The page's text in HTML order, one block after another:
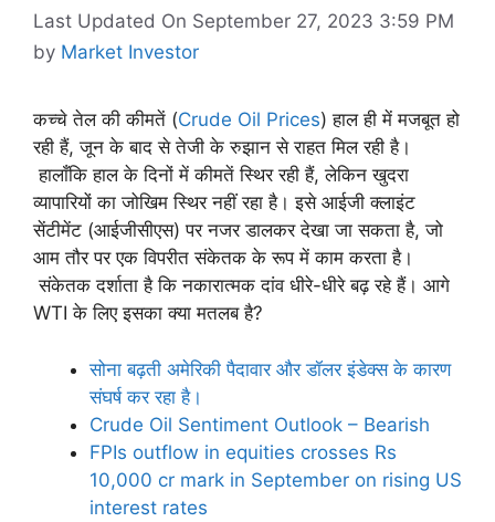
Last Updated On September 27, 2023 3:59 PM
by Market Investor
कच्चे तेल की कीमतें (Crude Oil Prices) हाल ही में मजबूत हो
रही हैं, जून के बाद से तेजी के रुझान से राहत मिल रही है।
हालाँकि हाल के दिनों में कीमतें स्थिर रही हैं, लेकिन खुदरा
व्यापारियों का जोखिम स्थिर नहीं रहा है। इसे आईजी क्लाइंट
सेंटीमेंट (आईजीसीएस) पर नजर डालकर देखा जा सकता है, जो
आम तौर पर एक विपरीत संकेतक के रूप में काम करता है।
संकेतक दर्शाता है कि नकारात्मक दांव धीरे-धीरे बढ़ रहे हैं। आगे
WTI के लिए इसका क्या मतलब है?
सोना बढ़ती अमेरिकी पैदावार और डॉलर इंडेक्स के कारण
संघर्ष कर रहा है।
Crude Oil Sentiment Outlook – Bearish
FPIs outflow in equities crosses Rs
10,000 cr mark in September on rising US
interest rates